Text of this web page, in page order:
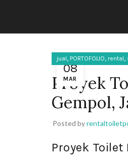
08
MAR
jual, PORTOFOLIO, rental,
Proyek
Gempol,
Posted by
Proyek